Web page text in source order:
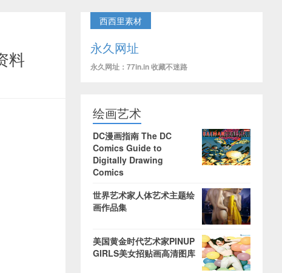
料
西西里素材
永久网址
永久网址：77in.in 收藏不迷路
绘画艺术
DC漫画指南 The DC
Comics Guide to
Digitally Drawing
Comics
世界艺术家人体艺术主题绘
画作品集
美国黄金时代艺术家PINUP
GIRLS美女招贴画高清图库